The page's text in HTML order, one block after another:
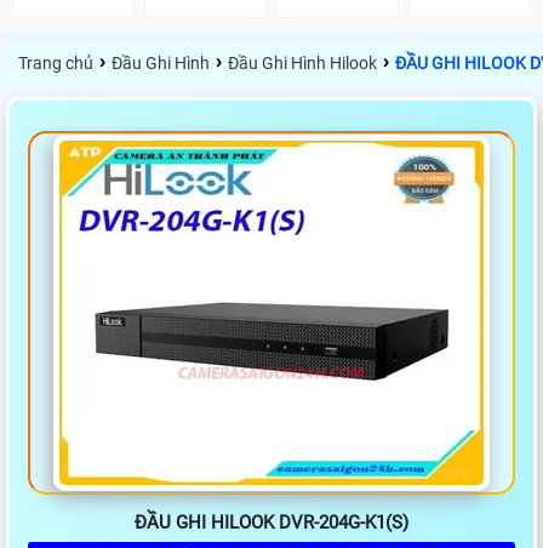
Trang chủ › Đầu Ghi Hình › Đầu Ghi Hình Hilook › ĐẦU GHI HILOOK
ĐẦU GHI HILOOK DVR-204G-K1(S)